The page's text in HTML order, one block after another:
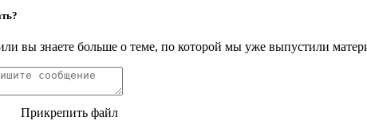
или вы знаете больше о теме, по которой мы уже выпустили
Прикрепить файл